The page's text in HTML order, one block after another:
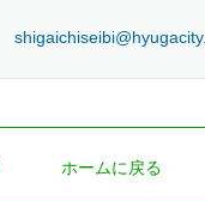
ホームに戻る